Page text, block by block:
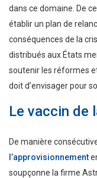
dans ce domaine. De
établir un plan de
conséquences de la
distribués aux États
soutenir les réformes
doit d’envisager pour
Le vaccin de
De manière
l’approvisionnement
soupçonne la firme